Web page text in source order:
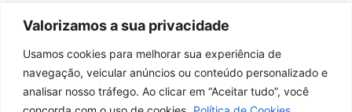
Valorizamos a sua privacidade
Usamos cookies para melhorar sua experiência de
navegação, veicular anúncios ou conteúdo personalizado e
analisar nosso tráfego. Ao clicar em “Aceitar tudo”, você
SIGA-NOS